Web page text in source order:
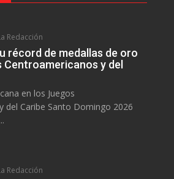
Redacción
récord de medallas de oro
Centroamericanos y del
en los Juegos
del Caribe Santo Domingo 2026
Redacción